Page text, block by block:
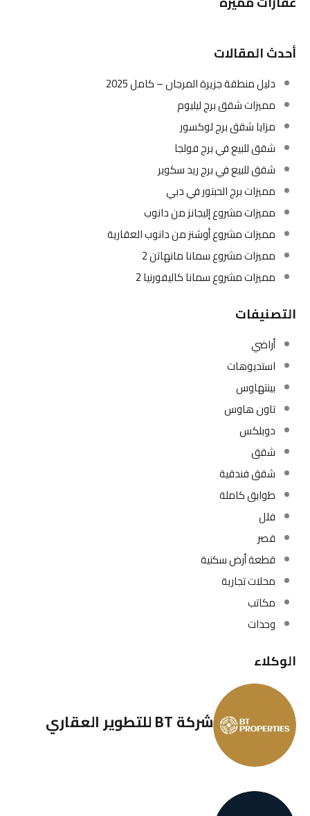
أحدث المقالات
دليل منطقة جزيرة المرجان – كامل 2025
مميزات شقق برج ليليوم
مزايا شقق برج لوكسور
شقق للبيع في برج فولجا
شقق للبيع في برج ريد سكوير
مميزات برج الحبتور في دبي
مميزات مشروع إليجانز من دانوب
مميزات مشروع أوشنز من دانوب العقارية
مميزات مشروع سمانا مانهاتن 2
مميزات مشروع سمانا كاليفورنيا 2
التصنيفات
أراضي
استديوهات
بينتهاوس
تاون هاوس
دوبلكس
شقق
شقق فندقية
طوابق كاملة
فلل
قصر
قطعة أرض سكنية
محلات تجارية
مكاتب
وحدات
الوكلاء
شركة BT للتطوير العقاري